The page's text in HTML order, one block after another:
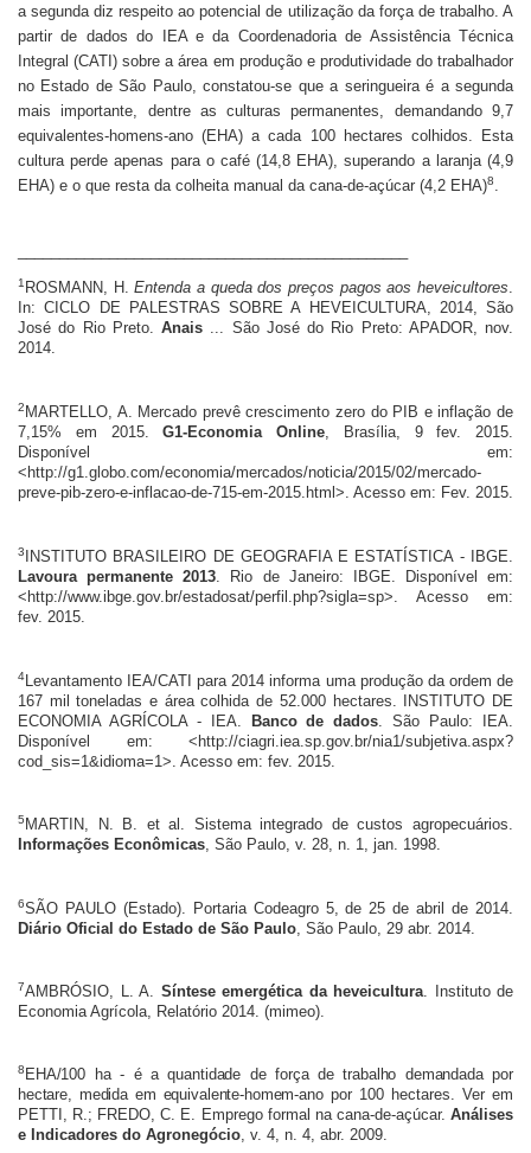
a segunda diz respeito ao potencial de utilização da força de trabalho. A
partir de dados do IEA e da Coordenadoria de Assistência Técnica
Integral (CATI) sobre a área em produção e produtividade do trabalhador
no Estado de São Paulo, constatou-se que a seringueira é a segunda
mais importante, dentre as culturas permanentes, demandando 9,7
equivalentes-homens-ano (EHA) a cada 100 hectares colhidos. Esta
cultura perde apenas para o café (14,8 EHA), superando a laranja (4,9
EHA) e o que resta da colheita manual da cana-de-açúcar (4,2 EHA)8
1 ROSMANN, H.Entenda a queda dos preços pagos aos heveicultores
In: CICLO DE PALESTRAS SOBRE A HEVEICULTURA, 2014, São
José do Rio Preto.
Anais ... São José do Rio Preto: APADOR, nov.
2014.
2 MARTELLO, A. Mercado prevê crescimento zero do PIB e inflação de
7,15% em 2015.G1-Economia Online , Brasília, 9 fev. 2015.
Disponível em:
<http://g1.globo.com/economia/mercados/noticia/2015/02/mercado-
preve-pib-zero-e-inflacao-de-715-em-2015.html>. Acesso em: Fev. 2015.
3
INSTITUTO BRASILEIRO DE GEOGRAFIA E ESTATÍSTICA - IBGE.
Lavoura permanente 2013 . Rio de Janeiro: IBGE. Disponível em:
<http://www.ibge.gov.br/estadosat/perfil.php?sigla=sp>. Acesso em:
fev. 2015.
4
Levantamento IEA/CATI para 2014 informa uma produção da ordem de
167 mil toneladas e área colhida de 52.000 hectares. INSTITUTO DE
ECONOMIA AGRÍCOLA - IEA.
Banco de dados . São Paulo: IEA.
Disponível em: <http://ciagri.iea.sp.gov.br/nia1/subjetiva.aspx?
cod_sis=1&idioma=1>. Acesso em: fev. 2015.
5 MARTIN, N. B. et al. Sistema integrado de custos agropecuários.
Informações Econômicas , São Paulo, v. 28, n. 1, jan. 1998.
6SÃO PAULO (Estado). Portaria Codeagro 5, de 25 de abril de 2014.
Diário Oficial do Estado de São Paulo , São Paulo, 29 abr. 2014.
7AMBRÓSIO, L. A. Síntese emergética da heveicultura . Instituto de
Economia Agrícola, Relatório 2014. (mimeo).
8 EHA/100 ha - é a quantidade de força de trabalho demandada por
hectare, medida em equivalente-homem-anopor 100 hectares. Ver em
PETTI, R.; FREDO, C. E. Emprego formal na cana-de-açúcar. Análises
e Indicadores do Agronegócio , v. 4, n. 4, abr. 2009.